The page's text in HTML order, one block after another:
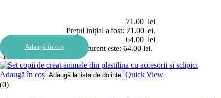
71.00 lei
Prețul inițial a fost: 71.00 lei.
64.00 lei
Prețul curent este: 64.00 lei.
Adaugă în coș
-10%
Adaugă în coș Adaugă la lista de dorințe Quick View
(0)